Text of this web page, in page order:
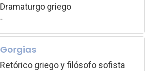
Dramaturgo griego
-
Gorgias
Retórico griego y filósofo sofista